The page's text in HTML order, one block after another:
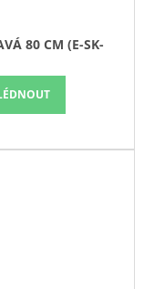
80 CM (E-SK-